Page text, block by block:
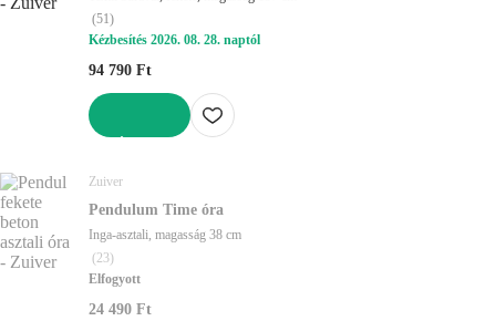
(51)
Kézbesítés 2026. 08. 28. naptól
94 790 Ft
Zuiver
Pendulum Time óra
Inga-asztali, magasság 38 cm
(23)
Elfogyott
24 490 Ft